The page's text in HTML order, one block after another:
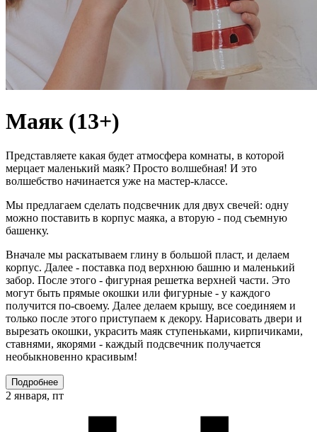
Маяк (13+)
Представляете какая будет атмосфера комнаты, в которой
мерцает маленький маяк? Просто волшебная! И это
волшебство начинается уже на мастер-классе.
Мы предлагаем сделать подсвечник для двух свечей: одну
можно поставить в корпус маяка, а вторую - под съемную
башенку.
Вначале мы раскатываем глину в большой пласт, и делаем
корпус. Далее - поставка под верхнюю башню и маленький
забор. После этого - фигурная решетка верхней части. Это
могут быть прямые окошки или фигурные - у каждого
получится по-своему. Далее делаем крышу, все соединяем и
только после этого приступаем к декору. Нарисовать двери и
вырезать окошки, украсить маяк ступеньками, кирпичиками,
ставнями, якорями - каждый подсвечник получается
необыкновенно красивым!
Подробнее
2 января, пт